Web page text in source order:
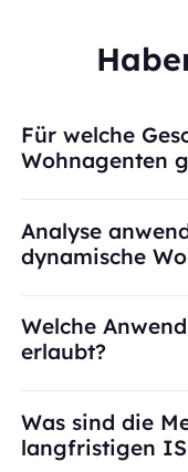
Für welche
Wohnagenten
Analyse
dynamische
Welche
erlaubt?
BestProxy
Was sind die
langfristigen